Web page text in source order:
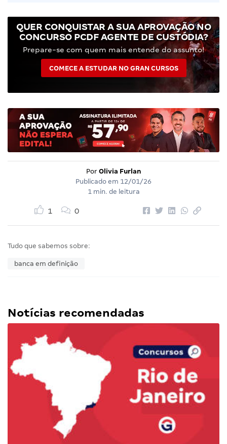
QUER CONQUISTAR A SUA APROVAÇÃO NO
CONCURSO PCDF AGENTE DE CUSTÓDIA?
Prepare-se com quem mais entende do assunto!
COMECE A ESTUDAR NO GRAN CURSOS
Por Olivia Furlan
Publicado em 12/01/26
1 min. de leitura
1 0
Tudo que sabemos sobre:
banca em definição
Notícias recomendadas